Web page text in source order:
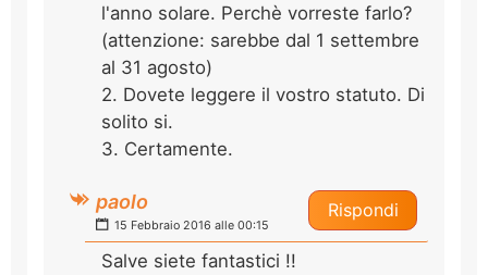
l'anno solare. Perchè vorreste farlo?
(attenzione: sarebbe dal 1 settembre
al 31 agosto)
2. Dovete leggere il vostro statuto. Di
solito si.
3. Certamente.
Rispondi
paolo
15 Febbraio 2016 alle 00:15
Salve siete fantastici !!